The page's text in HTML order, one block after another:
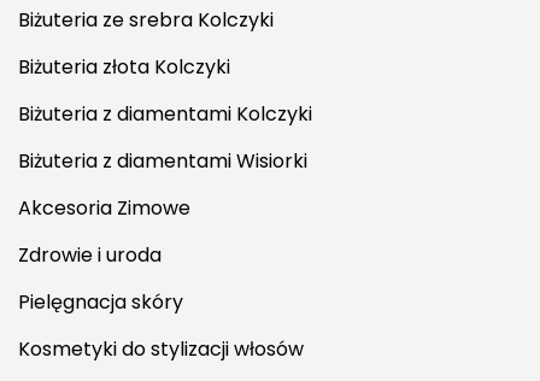
Biżuteria ze srebra Kolczyki
Biżuteria złota Kolczyki
Biżuteria z diamentami Kolczyki
Biżuteria z diamentami Wisiorki
Akcesoria Zimowe
Zdrowie i uroda
Pielęgnacja skóry
Kosmetyki do stylizacji włosów